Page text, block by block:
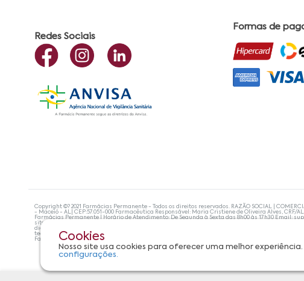
Cookies
Nosso site usa cookies para oferecer uma melhor
configurações.
Redes Sociais
Formas de
Copyright ©? 2021 Farmácias Permanente - Todos os direitos reservados. RAZÃO SOCIAL |
- Maceió - AL| CEP:57.051-000 Farmacêutica Responsável: Maria Cristiene de Oliveira Alves, CRF/
Farmácias Permanente | Horário de Atendimento: De Segunda à Sexta das 8h00 às 17h30 Email:
site não devem ser utilizadas para automedicação e, de forma alguma, substituem as
diagnosticar problemas de saúde e prescrever o tratamento adequado. Se os sintomas
tecnologias mais avançadas de proteção de dados, para que você possa realizar suas compras
Farmácias Permanente. Todos os pedidos efetuados estão sujeitos à confirmação da